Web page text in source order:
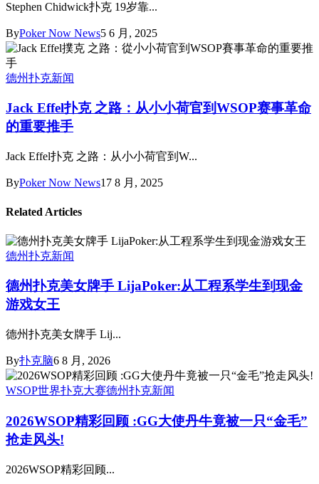
Stephen Chidwick扑克 19岁靠...
ByPoker Now News5 6 月, 2025
德州扑克新闻
Jack Effel扑克 之路：从小小荷官到WSOP赛事革命
的重要推手
Jack Effel扑克 之路：从小小荷官到W...
ByPoker Now News17 8 月, 2025
Related Articles
德州扑克新闻
德州扑克美女牌手 LijaPoker:从工程系学生到现金
游戏女王
德州扑克美女牌手 Lij...
By扑克脑6 8 月, 2026
WSOP世界扑克大赛德州扑克新闻
2026WSOP精彩回顾 :GG大使丹牛竟被一只“金毛”
抢走风头!
2026WSOP精彩回顾...